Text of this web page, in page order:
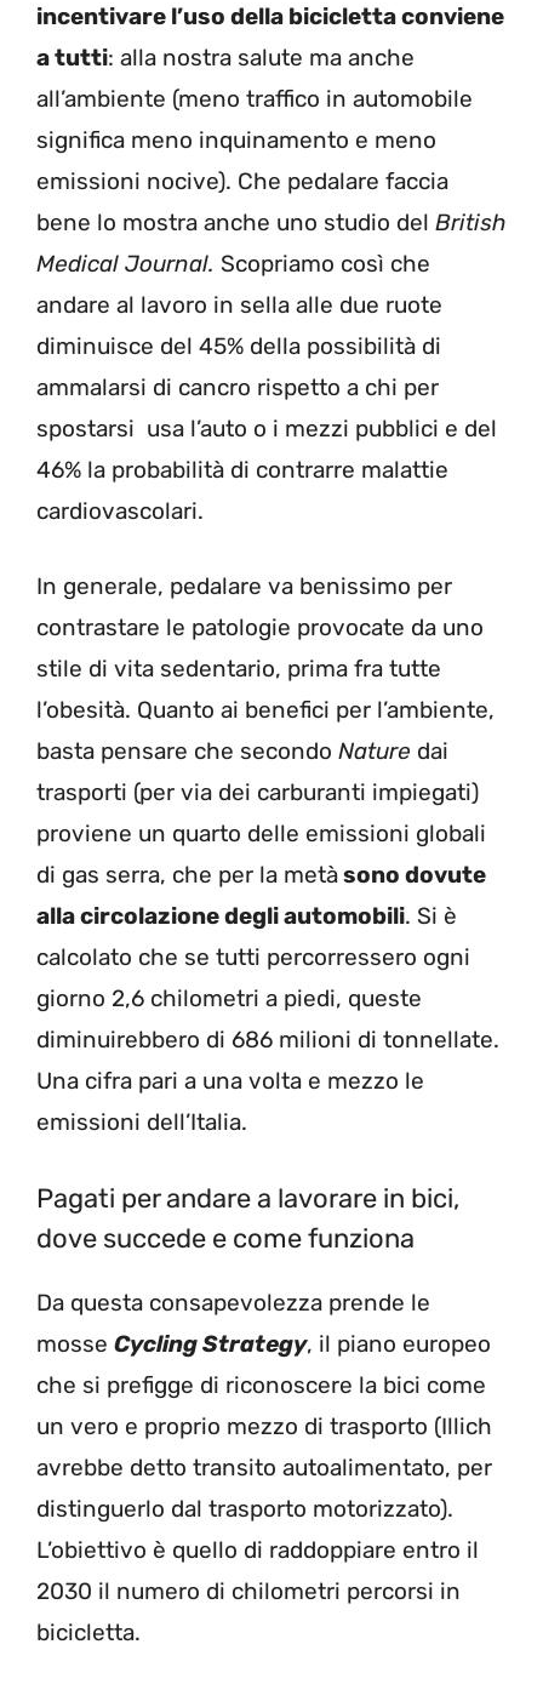
incentivare l’uso della bicicletta conviene
a tutti: alla nostra salute ma anche
all’ambiente (meno traffico in automobile
significa meno inquinamento e meno
emissioni nocive). Che pedalare faccia
bene lo mostra anche uno studio del British
Medical Journal. Scopriamo così che
andare al lavoro in sella alle due ruote
diminuisce del 45% della possibilità di
ammalarsi di cancro rispetto a chi per
spostarsi usa l’auto o i mezzi pubblici e del
46% la probabilità di contrarre malattie
cardiovascolari.
In generale, pedalare va benissimo per
contrastare le patologie provocate da uno
stile di vita sedentario, prima fra tutte
l’obesità. Quanto ai benefici per l’ambiente,
basta pensare che secondo Nature dai
trasporti (per via dei carburanti impiegati)
proviene un quarto delle emissioni globali
di gas serra, che per la metàsono dovute
alla circolazione degli automobili. Si è
calcolato che se tutti percorressero ogni
giorno 2,6 chilometri a piedi, queste
diminuirebbero di 686 milioni di tonnellate.
Una cifra pari a una volta e mezzo le
emissioni dell’Italia.
Pagati per andare a lavorare in bici,
dove succede e come funziona
Da questa consapevolezza prende le
mosse Cycling Strategy, il piano europeo
che si prefigge di riconoscere la bici come
un vero e proprio mezzo di trasporto (Illich
avrebbe detto transito autoalimentato, per
distinguerlo dal trasporto motorizzato).
L’obiettivo è quello di raddoppiare entro il
2030 il numero di chilometri percorsi in
bicicletta.